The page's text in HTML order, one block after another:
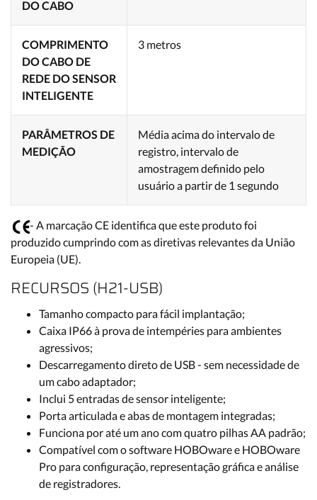
DO CABO
COMPRIMENTO
DO CABO DE
REDE DO SENSOR
INTELIGENTE
3 metros
PARÂMETROS DE
MEDIÇÃO
Média acima do intervalo de
registro, intervalo de
amostragem definido pelo
usuário a partir de 1 segundo
- A marcação CE identifica que este produto foi
produzido cumprindo com as diretivas relevantes da União
Europeia (UE).
RECURSOS (H21-USB)
Tamanho compacto para fácil implantação;
Caixa IP66 à prova de intempéries para ambientes
agressivos;
Descarregamento direto de USB - sem necessidade de
um cabo adaptador;
Inclui 5 entradas de sensor inteligente;
Porta articulada e abas de montagem integradas;
Funciona por até um ano com quatro pilhas AA padrão;
Compatível com o software HOBOware e HOBOware
Pro para configuração, representação gráfica e análise
de registradores.